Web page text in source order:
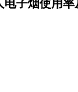
子烟使用率